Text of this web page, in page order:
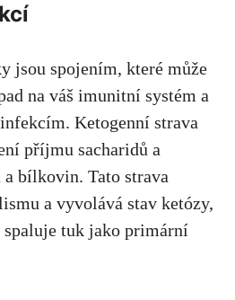
jsou spojením, které může
na váš imunitní systém a
Ketogenní strava
příjmu sacharidů a
bílkovin. Tato strava
a vyvolává stav ketózy,
tuk jako primární